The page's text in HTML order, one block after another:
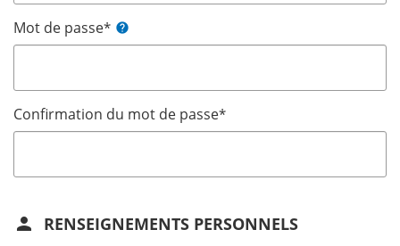
Mot de passe* help
Confirmation du mot de passe*
person RENSEIGNEMENTS PERSONNELS